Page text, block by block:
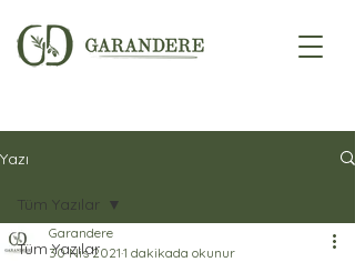
Yazı
Tüm Yazılar
Tüm Yazılar
Garandere
30 Nis 2021 1 dakikada okunur